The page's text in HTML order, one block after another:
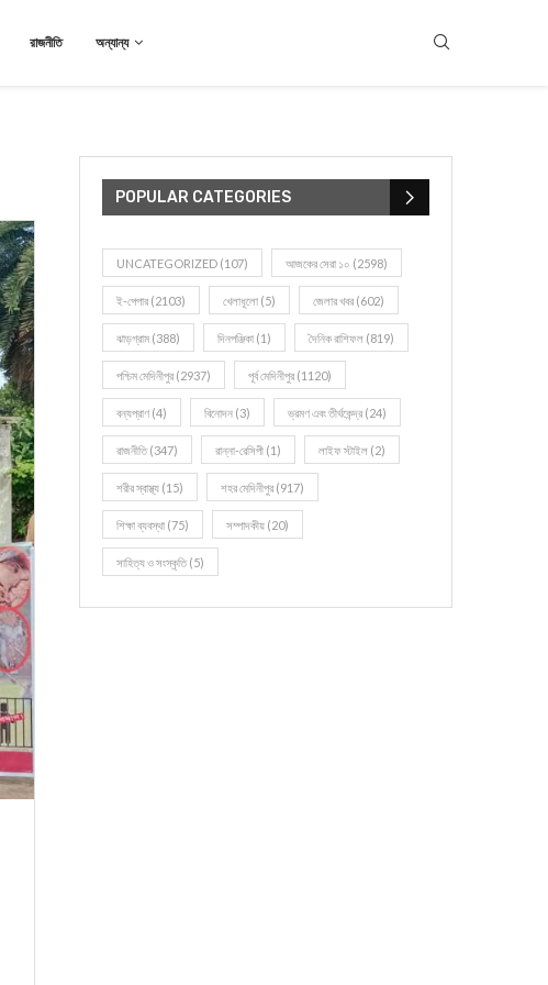
রাজনীতি অন্যান্য
POPULAR CATEGORIES
UNCATEGORIZED (107) আজকের সেরা ১০ (2598)
ই-পেপার (2103) খেলাধূলো (5) জেলার খবর (602)
ঝাড়গ্রাম (388) দিনপঞ্জিকা (1) দৈনিক রাশিফল (819)
পশ্চিম মেদিনীপুর (2937) পূর্ব মেদিনীপুর (1120)
বন্যপ্রাণ (4) বিনোদন (3) ভ্রমণ এবং তীর্থকেন্দ্র (24)
রাজনীতি(347) রান্না-রেসিপী (1) লাইফ স্টাইল (2)
শরীর স্বাস্থ্য (15) শহর মেদিনীপুর (917)
শিক্ষা ব্যবস্থা (75) সম্পাদকীয় (20)
সাহিত্য ও সংস্কৃতি(5)